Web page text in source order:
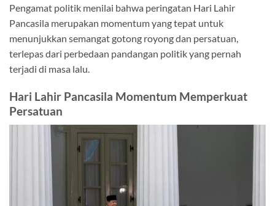
Pengamat politik menilai bahwa peringatan Hari Lahir
Pancasila merupakan momentum yang tepat untuk
menunjukkan semangat gotong royong dan persatuan,
terlepas dari perbedaan pandangan politik yang pernah
terjadi di masa lalu.
Hari Lahir Pancasila Momentum Memperkuat
Persatuan